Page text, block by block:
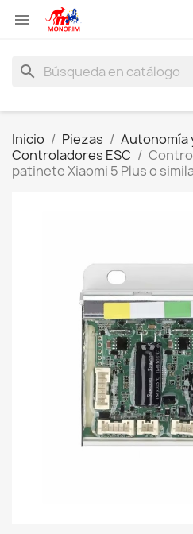

search
Inicio Piezas
Autonomía
Controladores ESC
patinete Xiaomi 5 Plus o